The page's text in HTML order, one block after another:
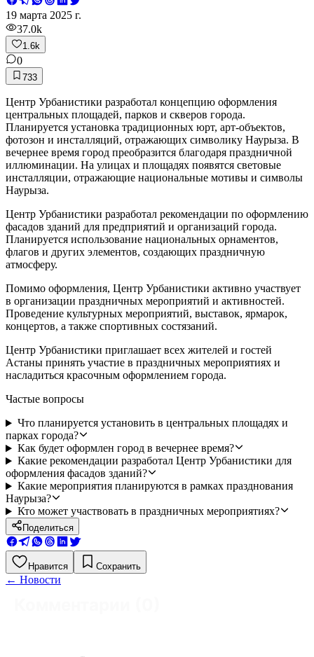
19 марта 2025 г.
37.0k
1.6k
0
733
Центр Урбанистики разработал концепцию оформления
центральных площадей, парков и скверов города.
Планируется установка традиционных юрт, арт-объектов,
фотозон и инсталляций, отражающих символику Наурыза. В
вечернее время город преобразится благодаря праздничной
иллюминации. На улицах и площадях появятся световые
инсталляции, отражающие национальные мотивы и символы
Наурыза.
Центр Урбанистики разработал рекомендации по оформлению
фасадов зданий для предприятий и организаций города.
Планируется использование национальных орнаментов,
флагов и других элементов, создающих праздничную
атмосферу.
Помимо оформления, Центр Урбанистики активно участвует
в организации праздничных мероприятий и активностей.
Проведение культурных мероприятий, выставок, ярмарок,
концертов, а также спортивных состязаний.
Центр Урбанистики приглашает всех жителей и гостей
Астаны принять участие в праздничных мероприятиях и
насладиться красочным оформлением города.
Частые вопросы
Что планируется установить в центральных площадях и
парках города?
Как будет оформлен город в вечернее время?
Какие рекомендации разработал Центр Урбанистики для
оформления фасадов зданий?
Какие мероприятия планируются в рамках празднования
Наурыза?
Кто может участвовать в праздничных мероприятиях?
Поделиться
Нравится Сохранить
← Новости